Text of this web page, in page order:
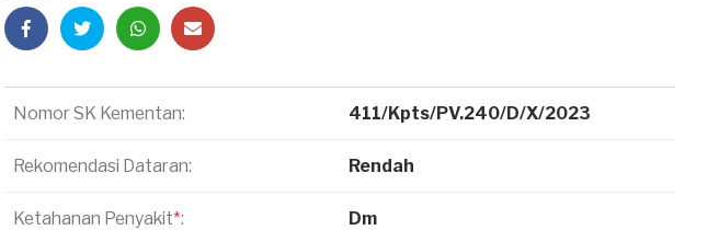
Nomor SK Kementan: 411/Kpts/PV.240/D/X/2023
Rekomendasi Dataran: Rendah
Ketahanan Penyakit*: Dm